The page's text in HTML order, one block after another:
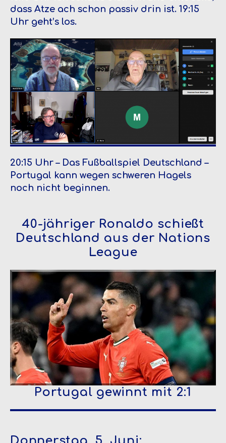
dass Atze ach schon passiv drin ist. 19:15
Uhr geht’s los.
20:15 Uhr – Das Fußballspiel Deutschland –
Portugal kann wegen schweren Hagels
noch nicht beginnen.
40-jähriger Ronaldo schießt
Deutschland aus der Nations
League
Portugal gewinnt mit 2:1